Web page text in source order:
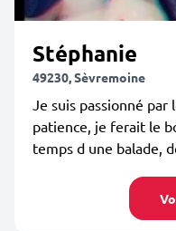
Stéphanie
49230, Sèvremoine
Je suis passionné par
patience, je ferait le
temps d une balade,